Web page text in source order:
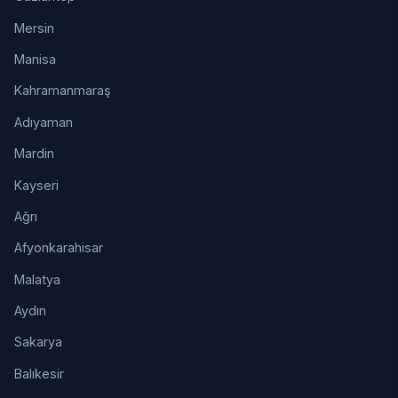
Mersin
Manisa
Kahramanmaraş
Adıyaman
Mardin
Kayseri
Ağrı
Afyonkarahisar
Malatya
Aydın
Sakarya
Balıkesir